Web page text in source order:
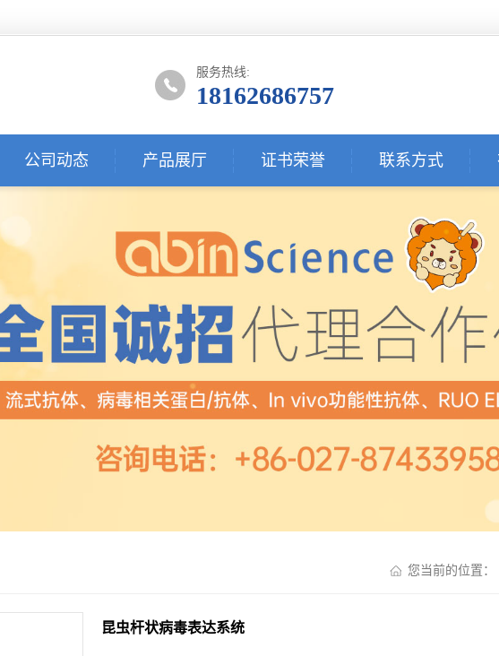
服务热线:
18162686757
公司动态 产品展厅 证书荣誉 联系方式
您当前的位置：
昆虫杆状病毒表达系统